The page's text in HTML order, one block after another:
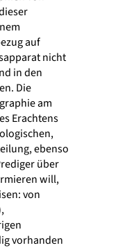
auf
nicht
in den
Die
am
Erachtens
ebenso
über
will,
von
vorhanden